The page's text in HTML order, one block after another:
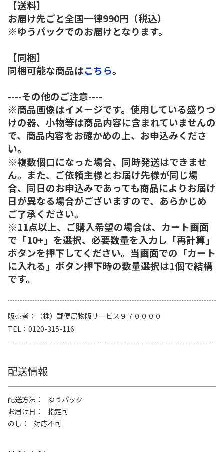
【送料】
お届け先ごと全国一律990円（税込）
※ゆうパックでのお届けとなります。
【同梱】
同梱可能な商品はこちら。
----その他のご注意----
※商品画像はイメージです。使用している盛りつ
けの器、小物等は商品内容に含まれていませんの
で、商品内容をお確かめの上、お申込みくださ
い。
※複数個口になった場合、同時発送はできませ
ん。また、ご依頼主様とお届け先様が同じ場
合、同日のお申込みであっても商品によりお届け
日が異なる場合がございますので、あらかじめ
ご了承ください。
※11点以上、ご購入希望の場合は、カート画面
で「10+」を選択、必要数量を入力し「再計算」
ボタンを押下してください。当画面での「カート
に入れる」ボタン押下時の数量選択は1個で結構
です。
販売者
（株）郵便局物販サービス９７００００
TEL
0120-315-116
配送情報
配送方法
ゆうパック
お届け日
指定可
のし
対応不可